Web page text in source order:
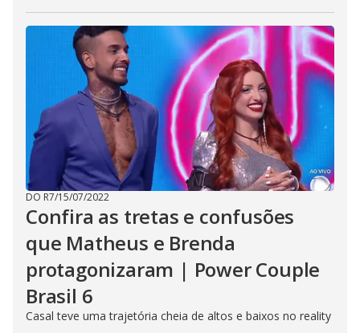
DO R7/15/07/2022
Confira as tretas e confusões
que Matheus e Brenda
protagonizaram | Power Couple
Brasil 6
Casal teve uma trajetória cheia de altos e baixos no reality